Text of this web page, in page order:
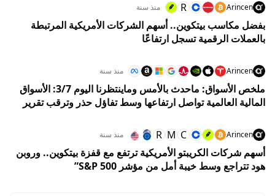
Arincen
R منذ سنة
بفضل مكاسب بيتكوين.. أسهم الشركات الأمريكية المرتبطة
بالعملات الرقمية تسجل ارتفاعًا
Arincen منذ سنة
ملخص الأسواق: ماحدث بالأمس وماينتظرنا اليوم 3/7: الأسواق
المالية العالمية تواصل ارتفاعها وسط تفاؤل حذر وترقب تقرير
Arincen
C
M
R منذ سنة
أسهم شركات الكريبتو الأمريكية ترتفع مع قفزة بيتكوين.. وروبن
هود تتراجع وسط خيبة أمل من مؤشر S&P 500”